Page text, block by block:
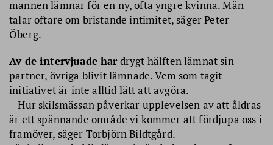
mannen lämnar för en ny, ofta yngre kvinna. Män
talar oftare om bristande intimitet, säger Peter
Öberg.
Av de intervjuade hardrygt hälften lämnat sin
partner, övriga blivit lämnade. Vem som tagit
initiativet är inte alltid lätt att avgöra.
– Hur skilsmässan påverkar upplevelsen av att åldras
är ett spännande område vi kommer att fördjupa oss i
framöver, säger Torbjörn Bildtgård.